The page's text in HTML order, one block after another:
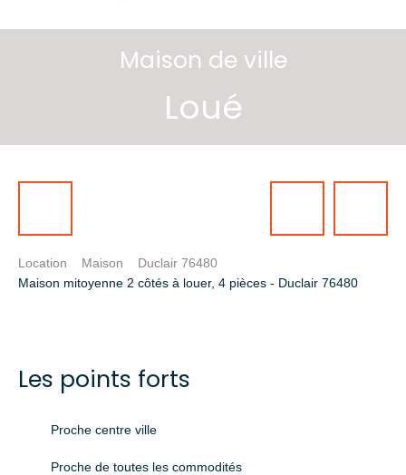
Maison de ville
Loué
Location Maison
Duclair 76480
Maison mitoyenne 2 côtés à louer, 4 pièces - Duclair 76480
Les points forts
Proche centre ville
Proche de toutes les commodités